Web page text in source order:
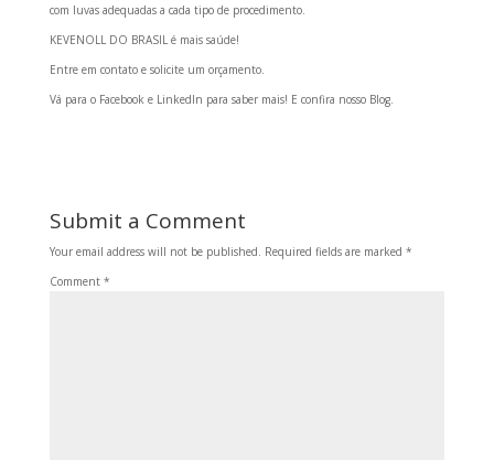
com luvas adequadas a cada tipo de procedimento.
KEVENOLL DO BRASIL é mais saúde!
Entre em contato e solicite um orçamento.
Vá para o Facebook e LinkedIn para saber mais! E confira nosso Blog.
Submit a Comment
Your email address will not be published. Required fields are marked *
Comment *